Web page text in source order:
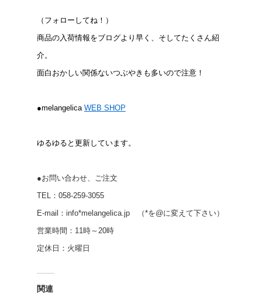
（フォローしてね！）
商品の入荷情報をブログより早く、そしてたくさん紹
介。
面白おかしい関係ないつぶやきも多いので注意！
●melangelica WEB SHOP
ゆるゆると更新しています。
●お問い合わせ、ご注文
TEL：058-259-3055
E-mail：info*melangelica.jp （*を@に変えて下さい）
営業時間：11時～20時
定休日：火曜日
関連